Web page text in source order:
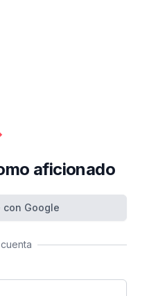
aficionado
con Google